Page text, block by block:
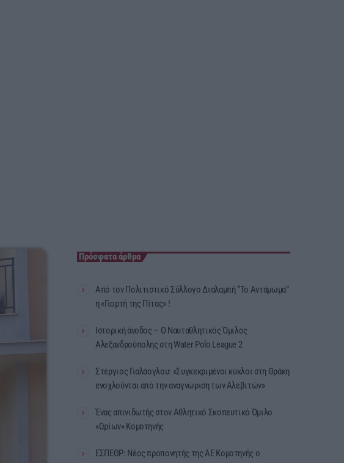
Πρόσφατα άρθρα
Από τον Πολιτιστικό Σύλλογο Διαλαμπή “Το Αντάμωμα”
η «Γιορτή της Πίτας» !
Ιστορική άνοδος – Ο Ναυταθλητικός Όμιλος
Αλεξανδρούπολης στη Water Polo League 2
Στέργιος Γιαλάογλου: «Συγκεκριμένοι κύκλοι στη Θράκη
ενοχλούνται από την αναγνώριση των Αλεβιτών»
Ένας απινιδωτής στον Αθλητικό Σκοπευτικό Όμιλο
«Ωρίων» Κομοτηνής
ΕΣΠΕΘΡ: Νέος προπονητής της ΑΕ Κομοτηνής ο